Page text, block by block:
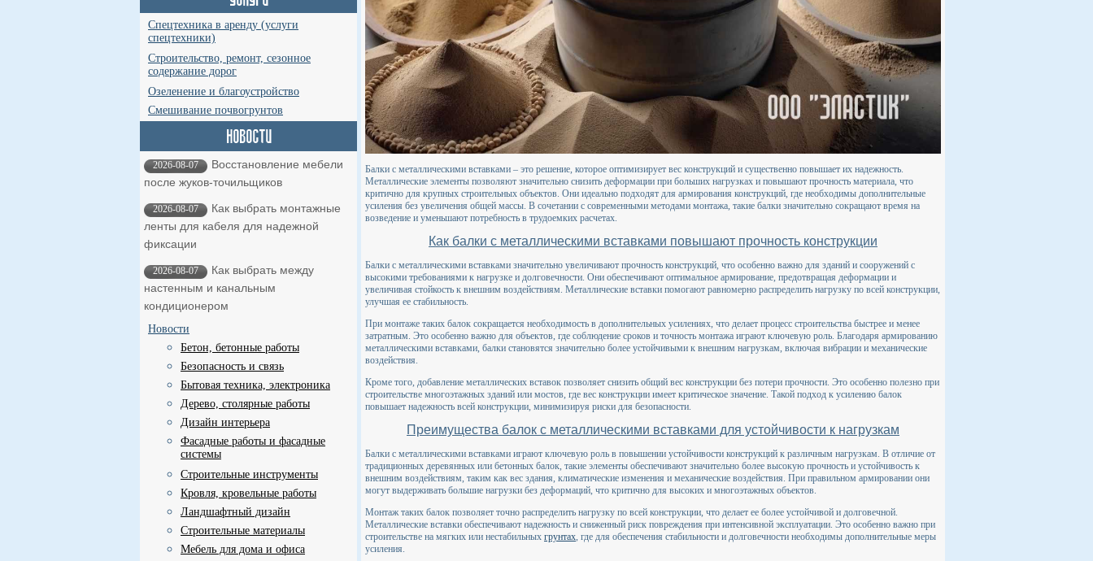
Спецтехника в аренду (услуги
спецтехники)
Строительство, ремонт, сезонное
содержание дорог
Озеленение и благоустройство
Смешивание почвогрунтов
2026-08-07
Восстановление мебели
после жуков-точильщиков
2026-08-07
Как выбрать монтажные
ленты для кабеля для надежной
фиксации
2026-08-07
Как выбрать между
настенным и канальным
кондиционером
Новости
Бетон, бетонные работы
Безопасность и связь
Бытовая техника, электроника
Дерево, столярные работы
Дизайн интерьера
Фасадные работы и фасадные
системы
Строительные инструменты
Кровля, кровельные работы
Ландшафтный дизайн
Строительные материалы
Мебель для дома и офиса
Балки с металлическими вставками – это решение, которое оптимизирует вес конструкций и существенно повышает их надежность.
Металлические элементы позволяют значительно снизить деформации при больших нагрузках и повышают прочность материала, что
критично для крупных строительных объектов. Они идеально подходят для армирования конструкций, где необходимы дополнительные
усиления без увеличения общей массы. В сочетании с современными методами монтажа, такие балки значительно сокращают время на
возведение и уменьшают потребность в трудоемких расчетах.
Как балки с металлическими вставками повышают прочность конструкции
Балки с металлическими вставками значительно увеличивают прочность конструкций, что особенно важно для зданий и сооружений с
высокими требованиями к нагрузке и долговечности. Они обеспечивают оптимальное армирование, предотвращая деформации и
увеличивая стойкость к внешним воздействиям. Металлические вставки помогают равномерно распределить нагрузку по всей конструкции,
улучшая ее стабильность.
При монтаже таких балок сокращается необходимость в дополнительных усилениях, что делает процесс строительства быстрее и менее
затратным. Это особенно важно для объектов, где соблюдение сроков и точность монтажа играют ключевую роль. Благодаря армированию
металлическими вставками, балки становятся значительно более устойчивыми к внешним нагрузкам, включая вибрации и механические
воздействия.
Кроме того, добавление металлических вставок позволяет снизить общий вес конструкции без потери прочности. Это особенно полезно при
строительстве многоэтажных зданий или мостов, где вес конструкции имеет критическое значение. Такой подход к усилению балок
повышает надежность всей конструкции, минимизируя риски для безопасности.
Преимущества балок с металлическими вставками для устойчивости к нагрузкам
Балки с металлическими вставками играют ключевую роль в повышении устойчивости конструкций к различным нагрузкам. В отличие от
традиционных деревянных или бетонных балок, такие элементы обеспечивают значительно более высокую прочность и устойчивость к
внешним воздействиям, таким как вес здания, климатические изменения и механические воздействия. При правильном армировании они
могут выдерживать большие нагрузки без деформаций, что критично для высоких и многоэтажных объектов.
Монтаж таких балок позволяет точно распределить нагрузку по всей конструкции, что делает ее более устойчивой и долговечной.
Металлические вставки обеспечивают надежность и сниженный риск повреждения при интенсивной эксплуатации. Это особенно важно при
строительстве на мягких или нестабильных грунтах, где для обеспечения стабильности и долговечности необходимы дополнительные меры
усиления.